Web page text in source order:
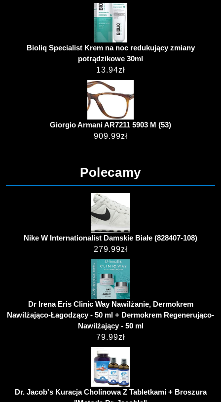
Bioliq Specialist Krem na noc redukujący zmiany
potrądzikowe 30ml
13.94zł
Giorgio Armani AR7211 5903 M (53)
909.99zł
Polecamy
Nike W Internationalist Damskie Białe (828407-108)
279.99zł
Dr Irena Eris Clinic Way Nawilżanie, Dermokrem
Nawilżająco-Łagodzący - 50 ml + Dermokrem Regenerująco-
Nawilżający - 50 ml
79.99zł
Dr. Jacob's Kuracja Cholinowa Z Tabletkami + Broszura